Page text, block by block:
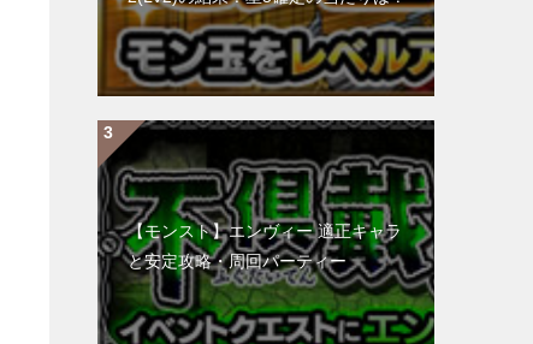
【モンスト】エンヴィー 適正キャラ
と安定攻略・周回パーティー